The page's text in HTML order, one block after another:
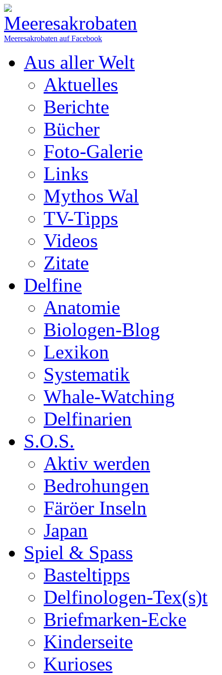
Meeresakrobaten auf Facebook
Aus aller Welt
Aktuelles
Berichte
Bücher
Foto-Galerie
Links
Mythos Wal
TV-Tipps
Videos
Zitate
Delfine
Anatomie
Biologen-Blog
Lexikon
Systematik
Whale-Watching
Delfinarien
S.O.S.
Aktiv werden
Bedrohungen
Färöer Inseln
Japan
Spiel & Spass
Basteltipps
Delfinologen-Tex(s)t
Briefmarken-Ecke
Kinderseite
Kurioses